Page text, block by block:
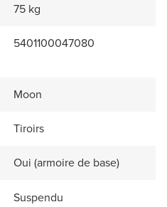
75 kg
5401100047080
Moon
Tiroirs
Oui (armoire de base)
Suspendu